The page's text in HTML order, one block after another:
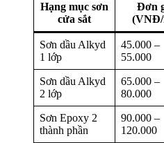
Hạng mục sơn
cửa sắt
Đơn
(VNĐ/
Sơn dầu Alkyd
1 lớp
45.000 –
55.000
Sơn dầu Alkyd
2 lớp
65.000 –
80.000
Sơn Epoxy 2
thành phần
90.000 –
120.000